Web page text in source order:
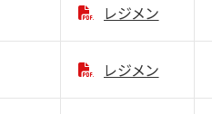
レジメン
レジメン